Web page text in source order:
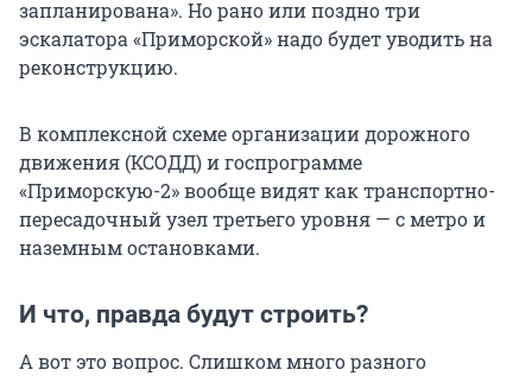
запланирована». Но рано или поздно три
эскалатора «Приморской» надо будет уводить на
реконструкцию.
В комплексной схеме организации дорожного
движения (КСОДД) и госпрограмме
«Приморскую-2» вообще видят как транспортно-
пересадочный узел третьего уровня — с метро и
наземным остановками.
И что, правда будут строить?
А вот это вопрос. Слишком много разного